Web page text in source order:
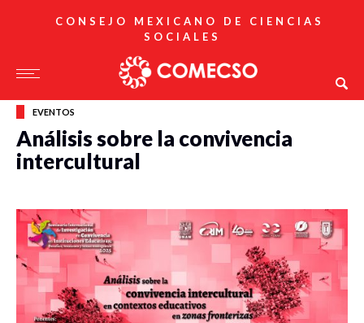
CONSEJO MEXICANO DE CIENCIAS
SOCIALES
EVENTOS
Análisis sobre la convivencia
intercultural